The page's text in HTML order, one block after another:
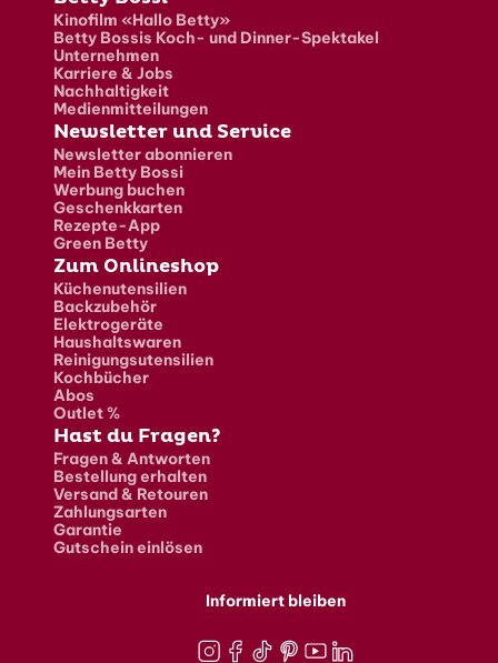
Kinofilm «Hallo Betty»
Betty Bossis Koch- und Dinner-Spektakel
Unternehmen
Karriere & Jobs
Nachhaltigkeit
Medienmitteilungen
Newsletter und Service
Newsletter abonnieren
Mein Betty Bossi
Werbung buchen
Geschenkkarten
Rezepte-App
Green Betty
Zum Onlineshop
Küchenutensilien
Backzubehör
Elektrogeräte
Haushaltswaren
Reinigungsutensilien
Kochbücher
Abos
Outlet %
Hast du Fragen?
Fragen & Antworten
Bestellung erhalten
Versand & Retouren
Zahlungsarten
Garantie
Gutschein einlösen
Informiert bleiben